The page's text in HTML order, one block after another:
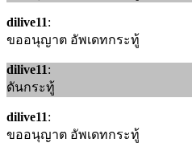
dilive11:
ขออนุญาต อัพเดทกระทู้
dilive11:
ดันกระทู้
dilive11:
ขออนุญาต อัพเดทกระทู้